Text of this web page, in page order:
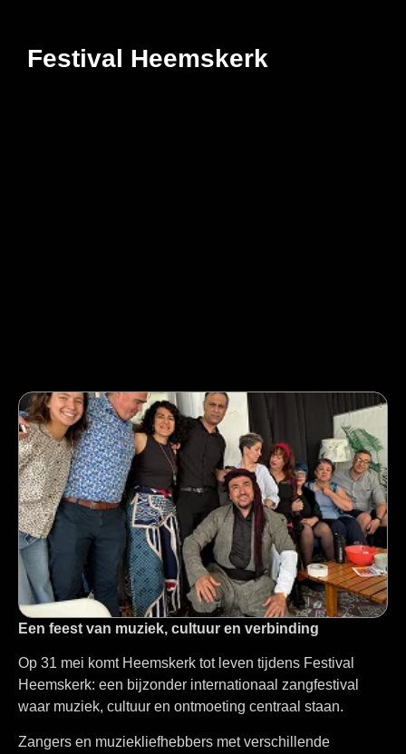
Festival Heemskerk
Een feest van muziek, cultuur en verbinding
Op 31 mei komt Heemskerk tot leven tijdens Festival
Heemskerk: een bijzonder internationaal zangfestival
waar muziek, cultuur en ontmoeting centraal staan.
Zangers en muziekliefhebbers met verschillende